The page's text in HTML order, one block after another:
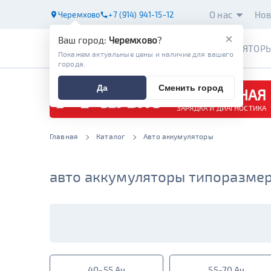
Черемхово +7 (914) 941-15-12 О нас
БЕСПЛАТНАЯ
ЗАРЯДКА И ДИАГНОСТИКА
Главная Каталог Авто аккумуляторы
авто аккумуляторы
×
Ваш город: Черемхово?
Покажем актуальные цены и наличие для вашего
города.
Да Сменить город